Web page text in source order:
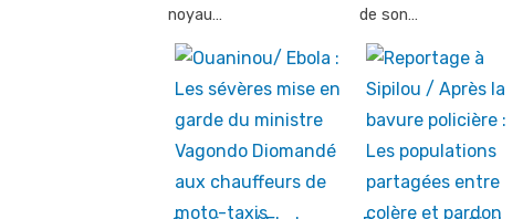
noyau…
de son…